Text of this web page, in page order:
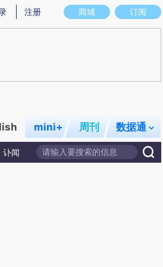
图存在偏差。不代表财新观点和立场。推荐点
商城 订阅
注册
mini+ 周刊 数据通
讣闻